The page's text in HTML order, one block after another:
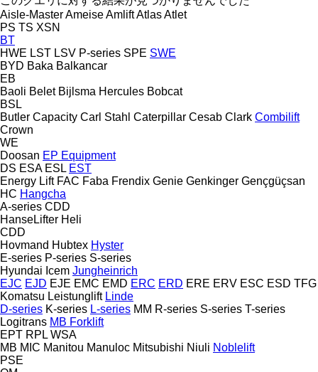
Aisle-MasterAmeiseAmliftAtlasAtlet
PS TS XSN
BT
HWE LST LSV P-series SPE SWE
BYD Baka Balkancar
EB
Baoli Belet Bijlsma Hercules Bobcat
BSL
Butler Capacity Carl Stahl Caterpillar Cesab Clark Combilift
Crown
WE
Doosan EP Equipment
DS ESA ESL EST
Energy Lift FAC Faba Frendix Genie Genkinger Gençgüçsan
HC Hangcha
A-series CDD
HanseLifter Heli
CDD
Hovmand Hubtex Hyster
E-series P-series S-series
Hyundai Icem Jungheinrich
EJC EJD EJE EMC EMD ERC ERD ERE ERV ESC ESD TFG
Komatsu Leistunglift Linde
D-series K-series L-series MM R-series S-series T-series
Logitrans MB Forklift
EPT RPL WSA
MB MIC Manitou Manuloc Mitsubishi Niuli Noblelift
PSE